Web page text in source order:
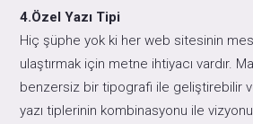
4.Özel Yazı Tipi
Hiç şüphe yok ki her web sitesinin
ulaştırmak için metne ihtiyacı vardır.
benzersiz bir tipografi ile geliştirebilir
yazı tiplerinin kombinasyonu ile